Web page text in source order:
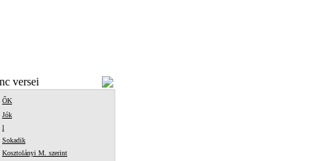
versei
ŐK
Jók
l
Sokadik
Kosztolányi M. szerint